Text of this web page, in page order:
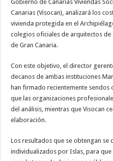
Gobierno de Canarias Viviendas
Canarias (Visocan), analizará los
vivienda protegida en el
colegios oficiales de arquitectos de
de Gran Canaria.
Con este objetivo, el director
decanos de ambas instituciones
han firmado recientemente
que las organizaciones
del análisis, mientras que Visocan
elaboración.
Los resultados que se obtengan se
individualizados por Islas, para
son
opcionales.
necesarias
para que
Estadísticas
Para que
mejorar la
funcionalidad
base a cómo
se usa la